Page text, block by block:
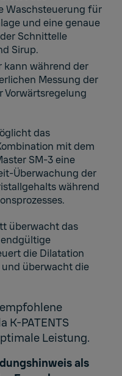
Waschsteuerung für
und eine genaue
Schnittelle
Sirup.
kann während der
Messung der
Vorwärtsregelung
das
mit dem
SM-3 eine
Überwachung der
während
überwacht das
die Dilatation
überwacht die
K-PATENTS
Leistung.
als